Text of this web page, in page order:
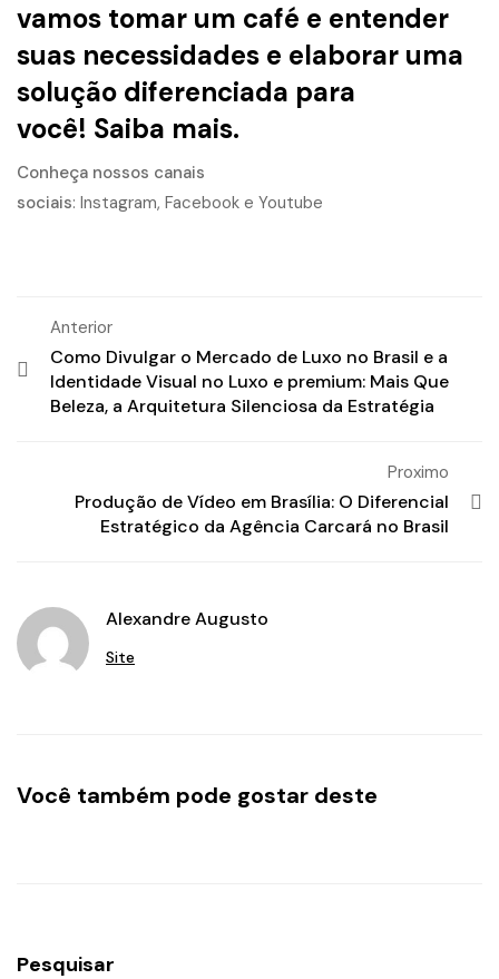
vamos tomar um café e entender
suas necessidades e elaborar uma
solução diferenciada para
você! Saiba mais.
Conheça nossos canais
sociais: Instagram, Facebook e Youtube
Anterior
Como Divulgar o Mercado de Luxo no Brasil e a
Identidade Visual no Luxo e premium: Mais Que
Beleza, a Arquitetura Silenciosa da Estratégia
Proximo
Produção de Vídeo em Brasília: O Diferencial
Estratégico da Agência Carcará no Brasil
Alexandre Augusto
Site
Você também pode gostar deste
Pesquisar